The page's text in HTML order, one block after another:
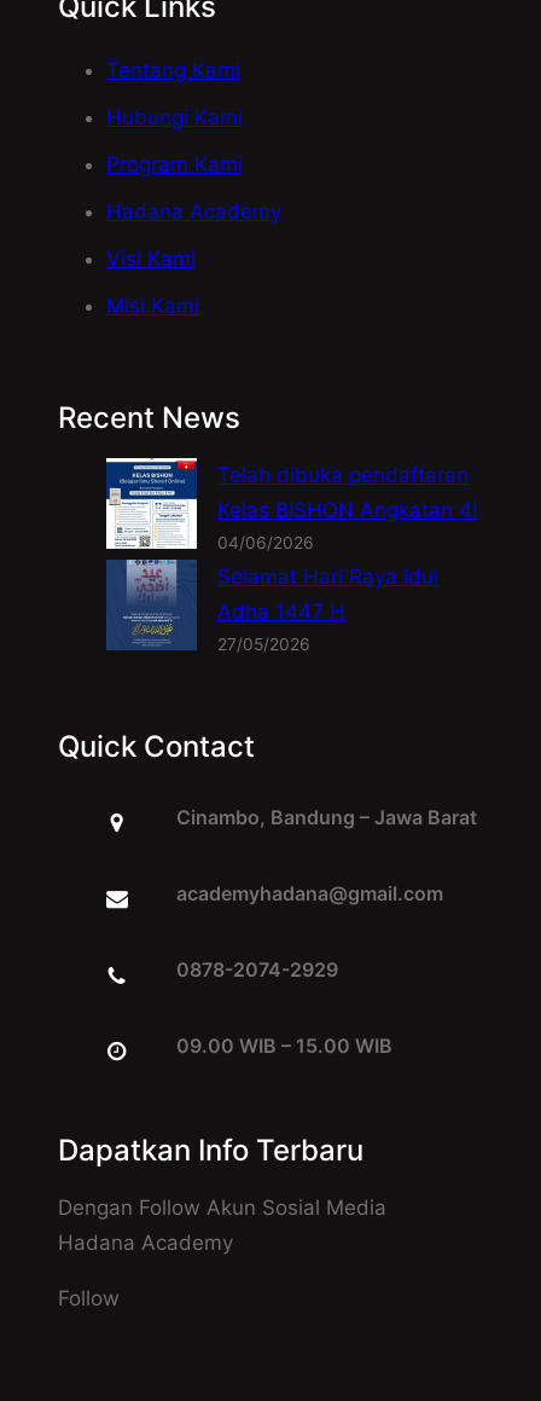
Tentang Kami
Hubungi Kami
Program Kami
Hadana Academy
Visi Kami
Misi Kami
Recent News
Telah dibuka pendaftaran
Kelas BISHON Angkatan 4!
04/06/2026
Selamat Hari Raya Idul
Adha 1447 H
27/05/2026
Quick Contact
Cinambo, Bandung – Jawa Barat
academyhadana@gmail.com
0878-2074-2929
09.00 WIB – 15.00 WIB
Dapatkan Info Terbaru
Dengan Follow Akun Sosial Media
Hadana Academy
Follow